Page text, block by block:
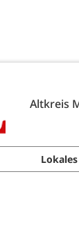
Altkreis
Lokales